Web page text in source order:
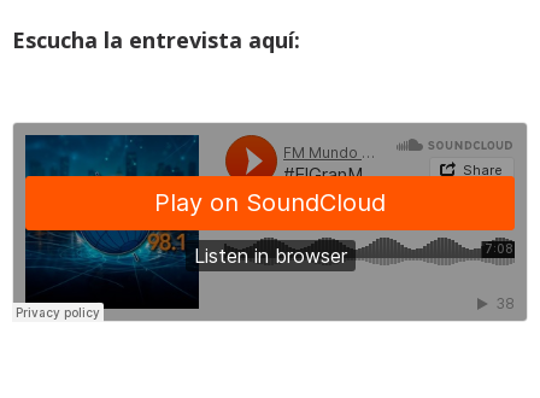
Escucha la entrevista aquí: